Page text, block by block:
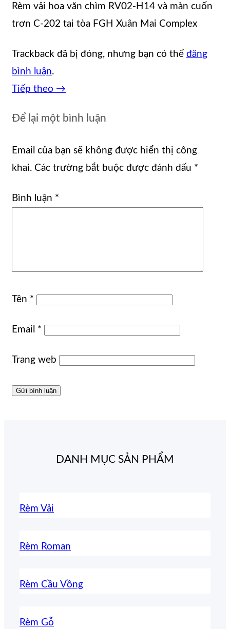
Rèm vải hoa văn chìm RV02-H14 và màn cuốn
trơn C-202 tai tòa FGH Xuân Mai Complex
Trackback đã bị đóng, nhưng bạn có thể đăng
bình luận.
Tiếp theo →
Để lại một bình luận
Email của bạn sẽ không được hiển thị công
khai. Các trường bắt buộc được đánh dấu *
Bình luận *
Tên *
Email *
Trang web
DANH MỤC SẢN PHẨM
Rèm Vải
Rèm Roman
Rèm Cầu Vồng
Rèm Gỗ